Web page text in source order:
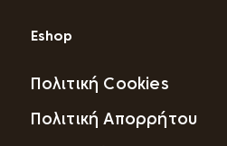
Eshop
Πολιτική Cookies
Πολιτική Απορρήτου